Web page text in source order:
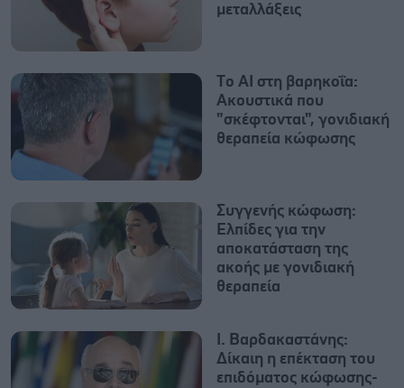
μεταλλάξεις
Tο AI στη βαρηκοΐα:
Ακουστικά που
"σκέφτονται", γονιδιακή
θεραπεία κώφωσης
Συγγενής κώφωση:
Ελπίδες για την
αποκατάσταση της
ακοής με γονιδιακή
θεραπεία
Ι. Βαρδακαστάνης:
Δίκαιη η επέκταση του
επιδόματος κώφωσης-